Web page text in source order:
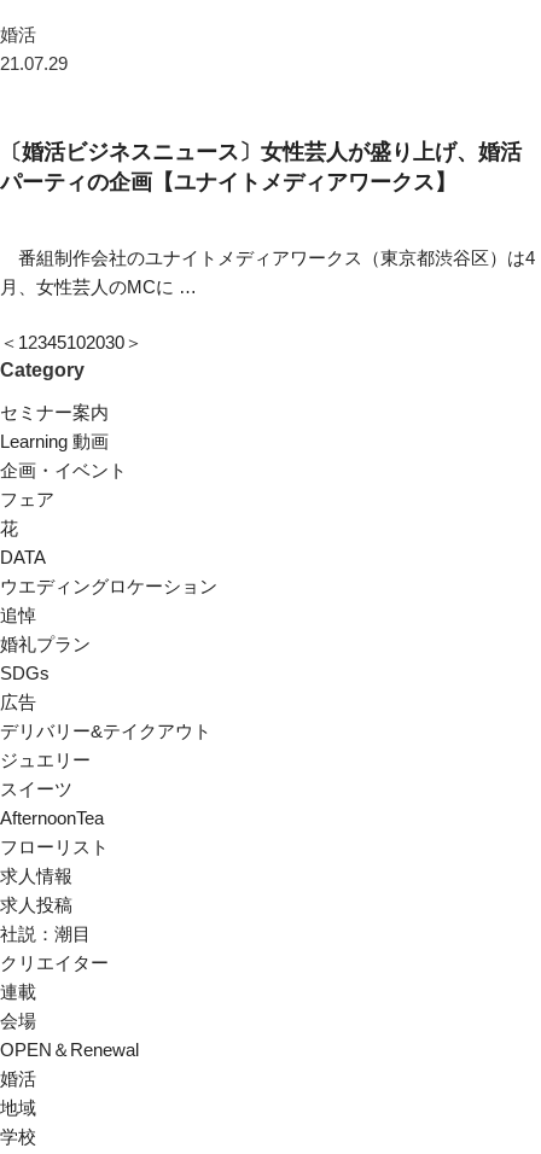
婚活
21.07.29
〔婚活ビジネスニュース〕女性芸人が盛り上げ、婚活
パーティの企画【ユナイトメディアワークス】
番組制作会社のユナイトメディアワークス（東京都渋谷区）は4
⽉、⼥性芸人のMCに …
＜ 12345102030＞
Category
セミナー案内
Learning 動画
企画・イベント
フェア
花
DATA
ウエディングロケーション
追悼
婚礼プラン
SDGs
広告
デリバリー&テイクアウト
ジュエリー
スイーツ
AfternoonTea
フローリスト
求人情報
求人投稿
社説：潮目
クリエイター
連載
会場
OPEN＆Renewal
婚活
地域
学校